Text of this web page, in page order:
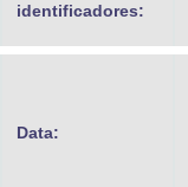
identificadores:
Data: